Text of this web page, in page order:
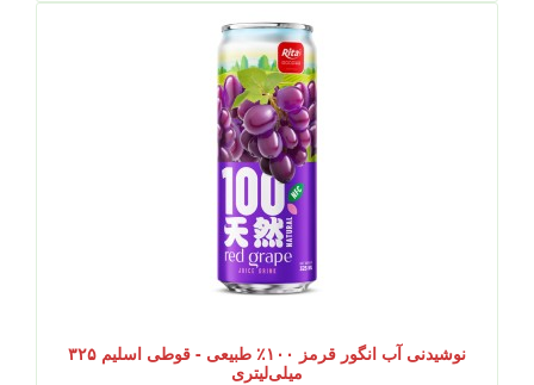
نوشیدنی آب انگور قرمز ۱۰۰٪ طبیعی - قوطی اسلیم ۳۲۵
میلی‌لیتری